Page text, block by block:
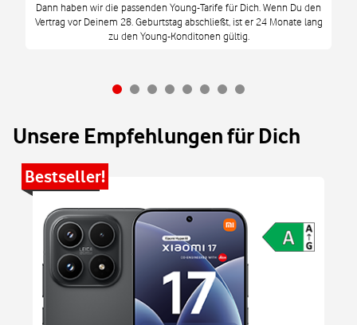
Dann haben wir die passenden Young-Tarife für Dich. Wenn Du den
Vertrag vor Deinem 28. Geburtstag abschließt, ist er 24 Monate lang
zu den Young-Konditonen gültig.
Unsere Empfehlungen für Dich
Bestseller!